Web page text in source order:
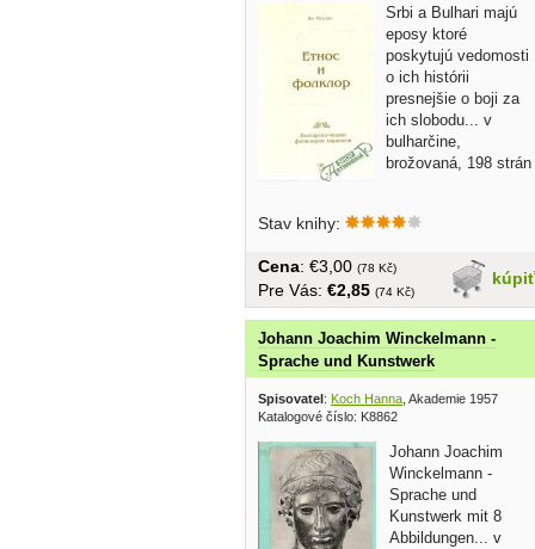
Srbi a Bulhari majú
eposy ktoré
poskytujú vedomosti
o ich histórii
presnejšie o boji za
ich slobodu... v
bulharčine,
brožovaná, 198 strán
Stav knihy:
kúpiť
Cena: €3,00 (78 Kč)
Pre Vás: €2,85 (74 Kč)
Johann Joachim Winckelmann -
Sprache und Kunstwerk
Spisovatel : Koch Hanna , Akademie 1957
Katalogové číslo: K8862
Johann Joachim
Winckelmann -
Sprache und
Kunstwerk mit 8
Abbildungen... v